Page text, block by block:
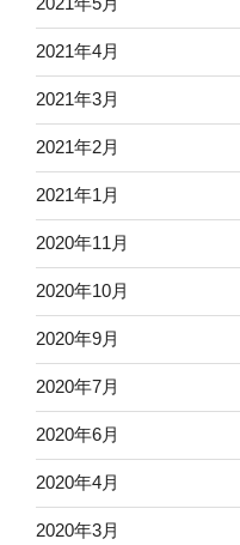
2021年4月
2021年3月
2021年2月
2021年1月
2020年11月
2020年10月
2020年9月
2020年7月
2020年6月
2020年4月
2020年3月